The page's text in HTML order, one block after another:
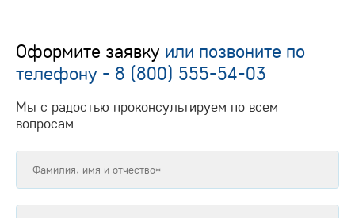
Оформите заявку или позвоните по
телефону - 8 (800) 555-54-03
Мы с радостью проконсультируем по всем
вопросам.